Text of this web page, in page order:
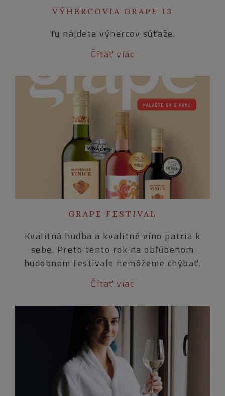
VÝHERCOVIA GRAPE 13
Tu nájdete výhercov súťaže.
Čítať viac
GRAPE FESTIVAL
Kvalitná hudba a kvalitné víno patria k
sebe. Preto tento rok na obľúbenom
hudobnom festivale nemôžeme chýbať.
Čítať viac